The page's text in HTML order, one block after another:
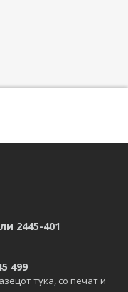
2445-401
499
тука, со печат и